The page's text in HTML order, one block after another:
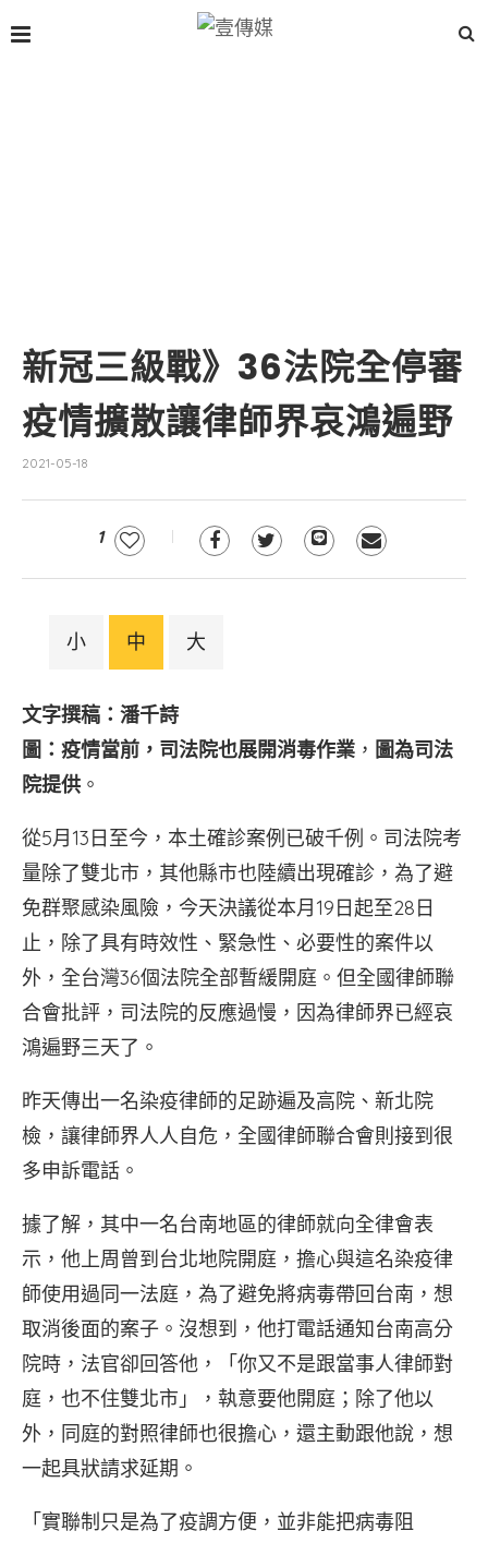
新冠三級戰》36法院全停審
疫情擴散讓律師界哀鴻遍野
2021-05-18
1
小 中 大
文字撰稿：潘千詩
圖：疫情當前，司法院也展開消毒作業 ， 圖為司法
院提供 。
從5月13日至今，本土確診案例已破千例。司法院考
量除了雙北市，其他縣市也陸續出現確診，為了避
免群聚感染風險，今天決議從本月19日起至28日
止，除了具有時效性、緊急性、必要性的案件以
外，全台灣36個法院全部暫緩開庭。但全國律師聯
合會批評，司法院的反應過慢，因為律師界已經哀
鴻遍野三天了。
昨天傳出一名染疫律師的足跡遍及高院、新北院
檢，讓律師界人人自危，全國律師聯合會則接到很
多申訴電話。
據了解，其中一名台南地區的律師就向全律會表
示，他上周曾到台北地院開庭，擔心與這名染疫律
師使用過同一法庭，為了避免將病毒帶回台南，想
取消後面的案子。沒想到，他打電話通知台南高分
院時，法官卻回答他，「你又不是跟當事人律師對
庭，也不住雙北市」，執意要他開庭；除了他以
外，同庭的對照律師也很擔心，還主動跟他說，想
一起具狀請求延期。
「實聯制只是為了疫調方便，並非能把病毒阻